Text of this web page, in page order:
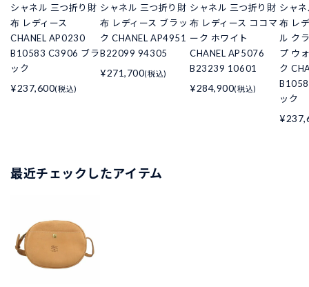
シャネル 三つ折り財
布 レディース
CHANEL AP0230
B10583 C3906 ブラ
ック
¥237,600(税込)
シャネル 三つ折り財
布 レディース ブラッ
ク CHANEL AP4951
B22099 94305
¥271,700(税込)
シャネル 三つ折り財
布 レディース ココマ
ーク ホワイト
CHANEL AP5076
B23239 10601
¥284,900(税込)
シャ
布 レ
ル ク
プ ウ
ク
ック
最近チェックしたアイテム